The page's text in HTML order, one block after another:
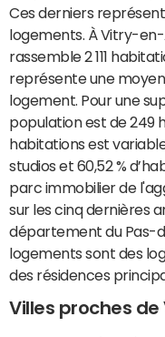
Ces derniers
logements. À Vitry-
rassemble 2 111
représente une
logement. Pour une
population est de 249
habitations est
studios et 60,52 %
parc immobilier de
sur les cinq dernières
département du Pas-
logements sont des
des résidences
Villes proches